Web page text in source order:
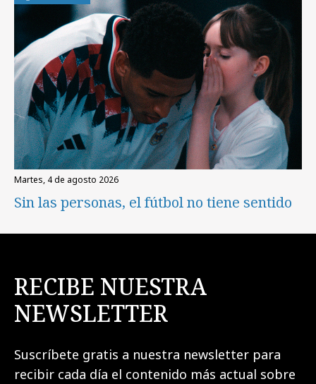
martes, 4 de agosto 2026
Sin las personas, el fútbol no tiene sentido
RECIBE NUESTRA
NEWSLETTER
Suscríbete gratis a nuestra newsletter para
recibir cada día el contenido más actual sobre